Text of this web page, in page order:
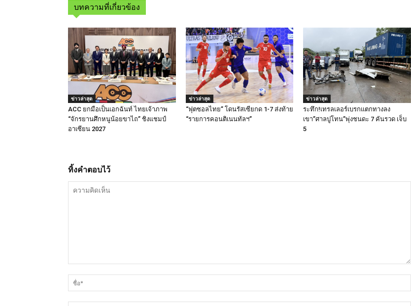
บทความที่เกี่ยวข้อง
ข่าวล่าสุด
ACC ยกมือเป็นเอกฉันท์ ไทยเจ้าภาพ
“จักรยานศึกหนูน้อยขาไถ” ชิงแชมป์
อาเซียน 2027
ข่าวล่าสุด
“ฟุตซอลไทย” โดนรัสเซียกด 1-7 ส่งท้าย
“รายการคอนติเนนทัลฯ”
ข่าวล่าสุด
ระทึก!เทรลเลอร์เบรกแตกทางลง
เขา”ศาลปูโทน”พุ่งชนดะ 7 คันรวด เจ็บ
5
ทิ้งคำตอบไว้
คิด
เห็น